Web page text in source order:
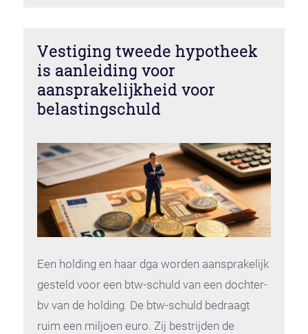
Vestiging tweede hypotheek
is aanleiding voor
aansprakelijkheid voor
belastingschuld
Een holding en haar dga worden aansprakelijk
gesteld voor een btw-schuld van een dochter-
bv van de holding. De btw-schuld bedraagt
ruim een miljoen euro. Zij bestrijden de